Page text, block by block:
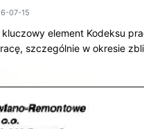
07-15
element Kodeksu
szczególnie w okresie